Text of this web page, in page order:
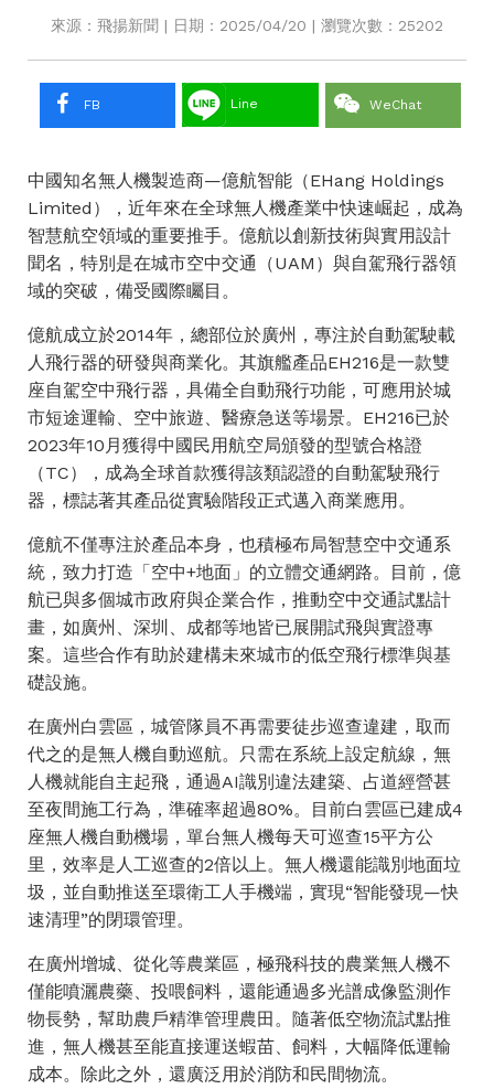
來源：飛揚新聞 | 日期：2025/04/20 | 瀏覽次數：25202
FB Line WeChat
中國知名無人機製造商—億航智能（EHang Holdings
Limited），近年來在全球無人機產業中快速崛起，成為
智慧航空領域的重要推手。億航以創新技術與實用設計
聞名，特別是在城市空中交通（UAM）與自駕飛行器領
域的突破，備受國際矚目。
億航成立於2014年，總部位於廣州，專注於自動駕駛載
人飛行器的研發與商業化。其旗艦產品EH216是一款雙
座自駕空中飛行器，具備全自動飛行功能，可應用於城
市短途運輸、空中旅遊、醫療急送等場景。EH216已於
2023年10月獲得中國民用航空局頒發的型號合格證
（TC），成為全球首款獲得該類認證的自動駕駛飛行
器，標誌著其產品從實驗階段正式邁入商業應用。
億航不僅專注於產品本身，也積極布局智慧空中交通系
統，致力打造「空中+地面」的立體交通網路。目前，億
航已與多個城市政府與企業合作，推動空中交通試點計
畫，如廣州、深圳、成都等地皆已展開試飛與實證專
案。這些合作有助於建構未來城市的低空飛行標準與基
礎設施。
在廣州白雲區，城管隊員不再需要徒步巡查違建，取而
代之的是無人機自動巡航。只需在系統上設定航線，無
人機就能自主起飛，通過AI識別違法建築、占道經營甚
至夜間施工行為，準確率超過80%。目前白雲區已建成4
座無人機自動機場，單台無人機每天可巡查15平方公
里，效率是人工巡查的2倍以上。無人機還能識別地面垃
圾，並自動推送至環衛工人手機端，實現“智能發現—快
速清理”的閉環管理。
在廣州增城、從化等農業區，極飛科技的農業無人機不
僅能噴灑農藥、投喂飼料，還能通過多光譜成像監測作
物長勢，幫助農戶精準管理農田。隨著低空物流試點推
進，無人機甚至能直接運送蝦苗、飼料，大幅降低運輸
成本。除此之外，還廣泛用於消防和民間物流。